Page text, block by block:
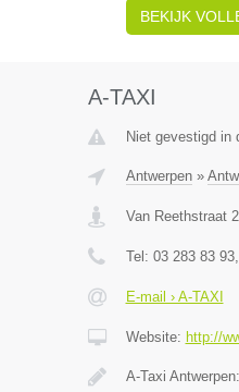
BEKIJK
A-TAXI
Niet gevestigd in
Antwerpen»
Van Reethstraat
Tel: 03 283 83 93
E-mail › A-TAXI
Website: http://
A-Taxi